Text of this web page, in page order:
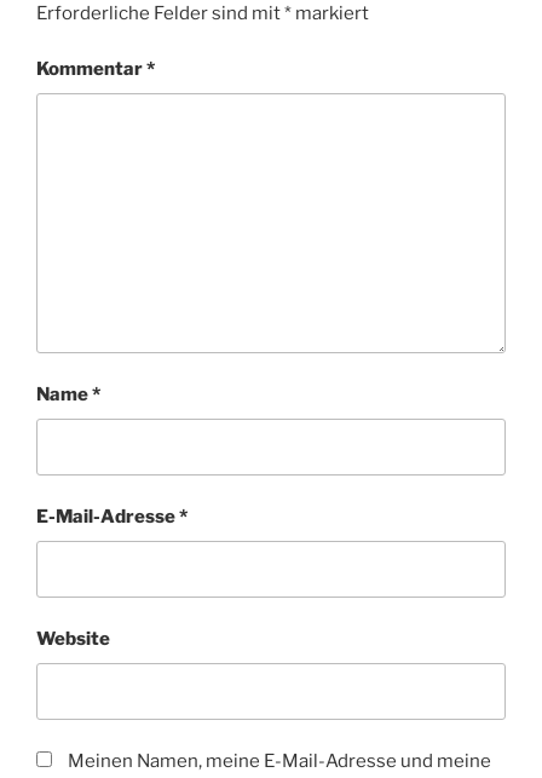
Erforderliche Felder sind mit* markiert
Kommentar*
Name*
E-Mail-Adresse*
Website
Meinen Namen, meine E-Mail-Adresse und meine